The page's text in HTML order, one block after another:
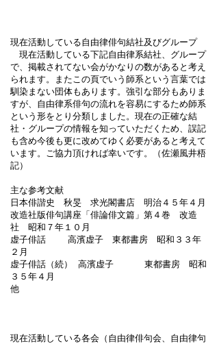
現在活動している自由律俳句結社及びグループ
現在活動している下記自由律系結社、グループ
で、掲載されてない会がかなりの数があると考え
られます。またこの頁でいう師系という言葉では
馴染まない団体もあります。強引な部分もありま
すが、自由律系俳句の流れを容易にするため師系
という形をとり分類しました。現在の正確な結
社・グループの情報を知っていただくため、誤記
も含め今後も更に改めてゆく必要があると考えて
います。ご協力頂ければ幸いです。（佐瀬風井梧
記）
主な参考文献
日本俳諧史 秋旻 求光閣書店 明治４５年４月
改造社版俳句講座「俳論俳文篇」第４巻 改造
社 昭和７年１０月
虚子俳話 高濱虚子 東都書房 昭和３３年
２月
虚子俳話（続） 高濱虚子 東都書房 昭和
３５年４月
他
現在活動している各会（自由律俳句会、自由律句